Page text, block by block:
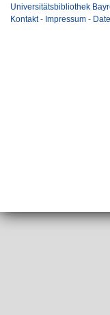
Universitätsbibliothek
Kontakt- Impressum -